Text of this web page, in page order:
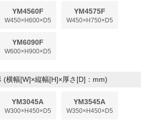
YM4560F
W450×H600×D5
YM4575F
W450×H750×D5
YM6090F
W600×H900×D5
(横幅[W]×縦幅[H]×厚さ[D]：mm)
YM3045A
W300×H450×D5
YM3545A
W350×H450×D5